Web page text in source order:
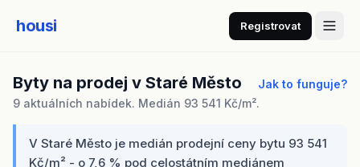
housi Registrovat
Byty na prodej v Staré Město
Jak to funguje?
9 aktuálních nabídek. Medián 93 541 Kč/m².
V Staré Město je medián prodejní ceny bytu 93 541
Kč/m² - o 7,6 % pod celostátním mediánem